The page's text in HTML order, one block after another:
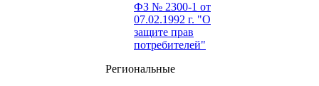
ФЗ № 2300-1 от
07.02.1992 г. "О
защите прав
потребителей"
Региональные